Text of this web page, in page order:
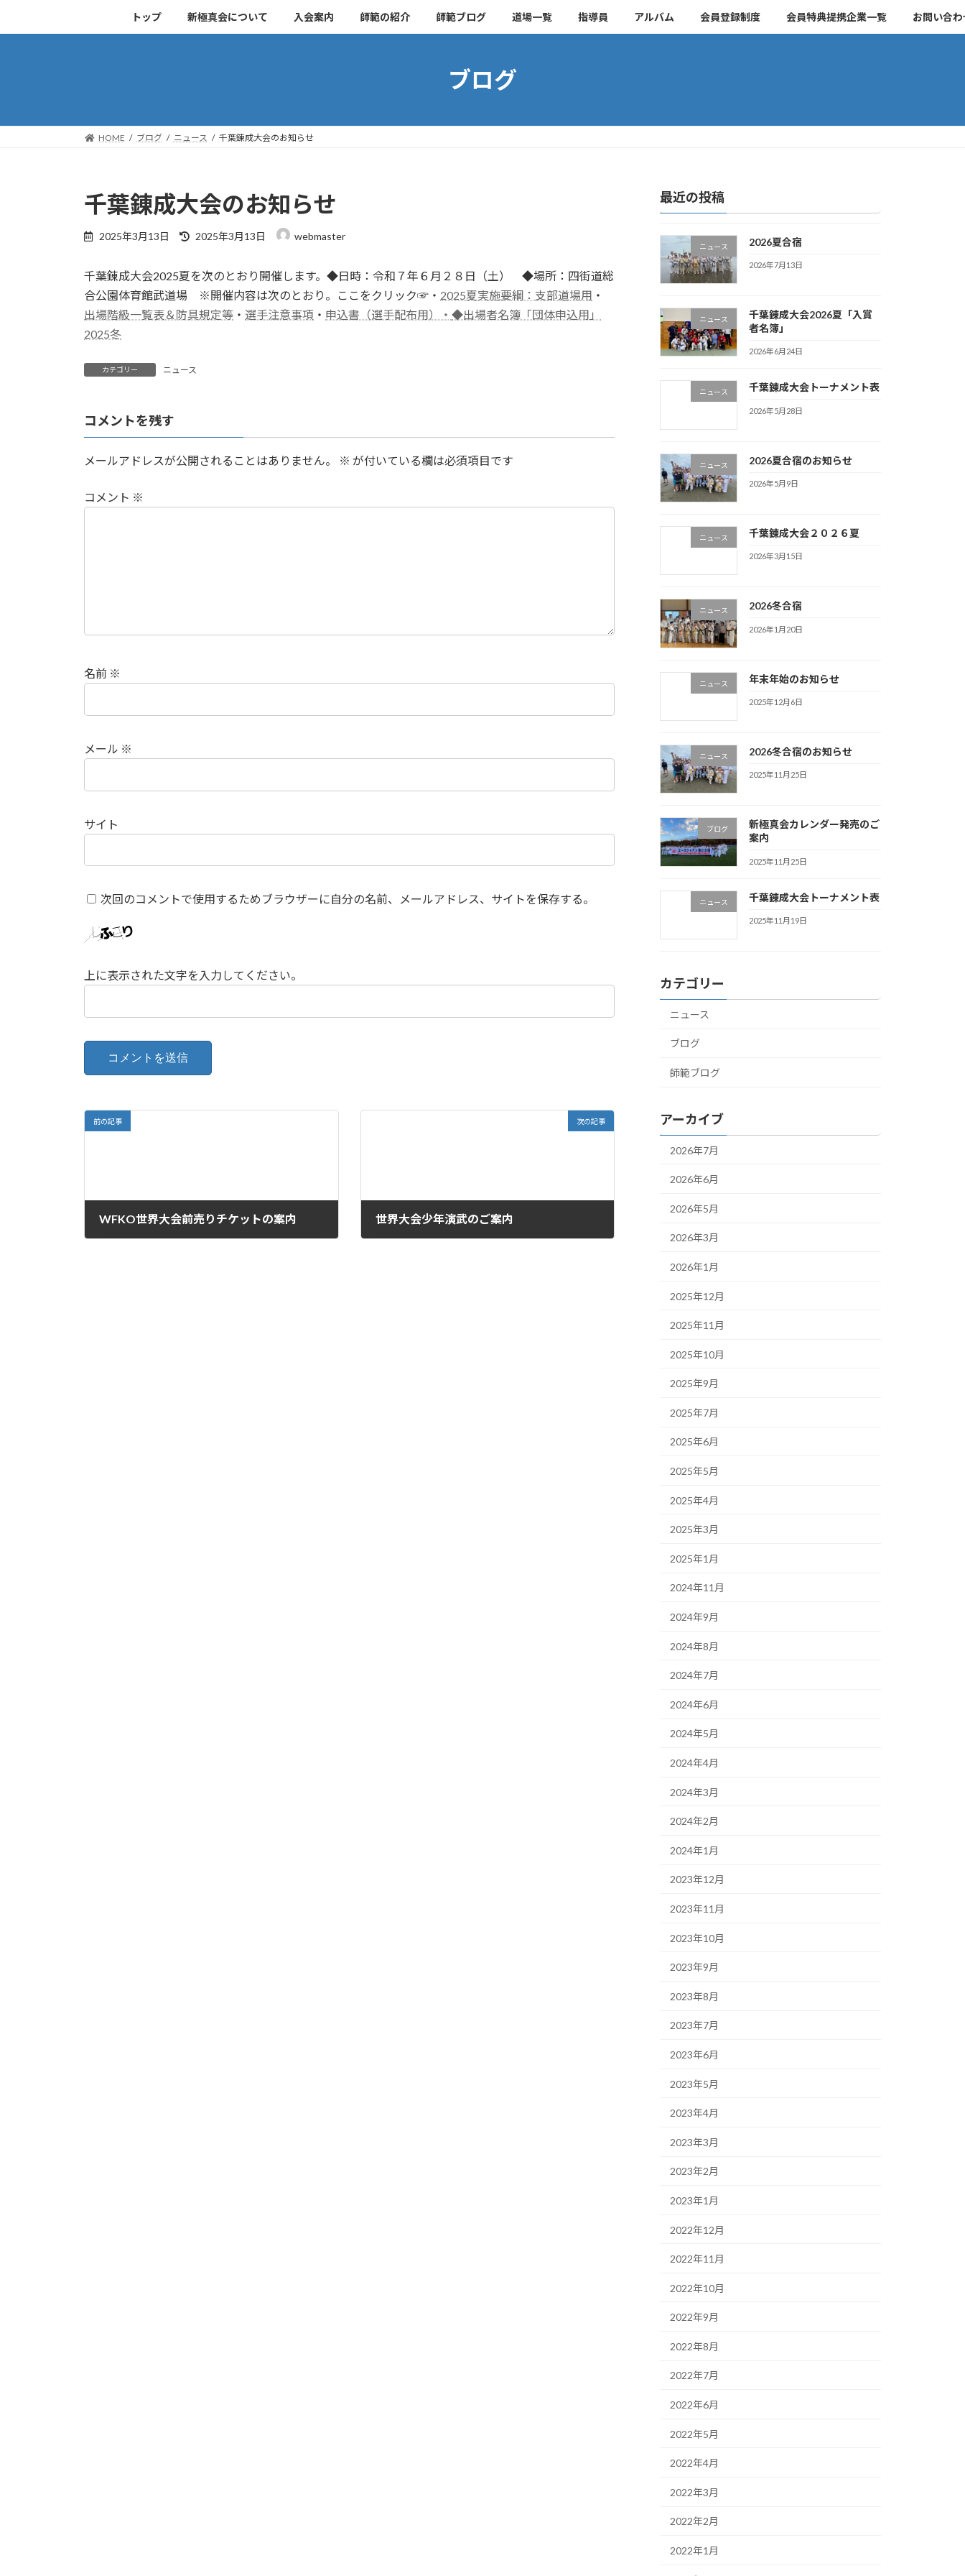
キ
に
トップ 新極真会について 入会案内 師範の紹介 師範ブログ 道場一覧 指導員 アルバム 会員登録制度 会員特典提携企業一覧 お問い合わ
ブログ
HOME ブログ ニュース 千葉錬成大会のお知らせ
千葉錬成大会のお知らせ
2025年3月13日
最
新
日
:
2025年3月13日 webmaster
千葉錬成大会2025夏を次のとおり開催します。◆日時：令和７年６月２８日（土） ◆場所：四街道総
合公園体育館武道場 ※開催内容は次のとおり。ここをクリック☞・ 2025夏実施要綱：支部道場用 ・
出場階級一覧表＆防具規定等 ・ 選手注意事項 ・ 申込書（選手配布用）・ ◆出場者名簿「団体申込用」
2025冬
カテゴリー ニュース
コメントを残す
メールアドレスが公開されることはありません。 ※ が付いている欄は必須項目です
コメント ※
名前 ※
メール ※
サイト
次回のコメントで使用するためブラウザーに自分の名前、メールアドレス、サイトを保存する。
上に表示された文字を入力してください。
前の記事
WFKO世界大会前売りチケットの案内
次の記事
世界大会少年演武のご案内
最近の投稿
ニュース 2026夏合宿
2026年7月13日
ニュース
千葉錬成大会2026夏「入賞
者名簿」
2026年6月24日
ニュース 千葉錬成大会トーナメント表
2026年5月28日
ニュース 2026夏合宿のお知らせ
2026年5月9日
ニュース 千葉錬成大会２０２６夏
2026年3月15日
ニュース 2026冬合宿
2026年1月20日
ニュース 年末年始のお知らせ
2025年12月6日
ニュース 2026冬合宿のお知らせ
2025年11月25日
ブログ
新極真会カレンダー発売のご
案内
2025年11月25日
ニュース 千葉錬成大会トーナメント表
2025年11月19日
カテゴリー
ニュース
ブログ
師範ブログ
アーカイブ
2026年7月
2026年6月
2026年5月
2026年3月
2026年1月
2025年12月
2025年11月
2025年10月
2025年9月
2025年7月
2025年6月
2025年5月
2025年4月
2025年3月
2025年1月
2024年11月
2024年9月
2024年8月
2024年7月
2024年6月
2024年5月
2024年4月
2024年3月
2024年2月
2024年1月
2023年12月
2023年11月
2023年10月
2023年9月
2023年8月
2023年7月
2023年6月
2023年5月
2023年4月
2023年3月
2023年2月
2023年1月
2022年12月
2022年11月
2022年10月
2022年9月
2022年8月
2022年7月
2022年6月
2022年5月
2022年4月
2022年3月
2022年2月
2022年1月